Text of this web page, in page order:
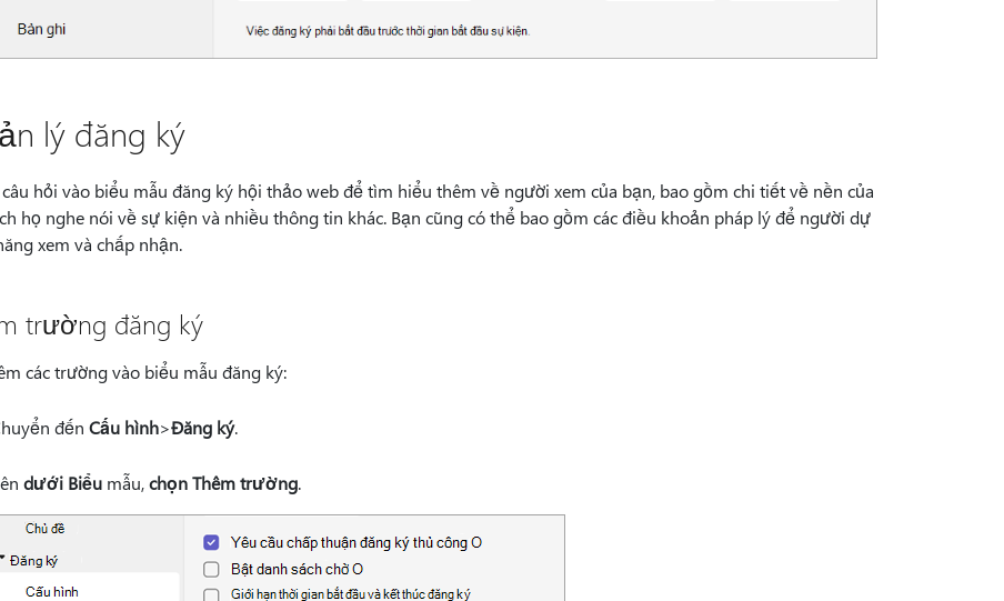
lý đăng ký
hỏi vào biểu mẫu đăng ký hội thảo web để tìm hiểu thêm về người xem của bạn, bao gồm chi tiết về nền của
họ nghe nói về sự kiện và nhiều thông tin khác. Bạn cũng có thể bao gồm các điều khoản pháp lý để người dự
xem và chấp nhận.
trường đăng ký
các trường vào biểu mẫu đăng ký:
đến Cấu hình>Đăng ký.
dưới Biểu mẫu,chọn Thêm trường.